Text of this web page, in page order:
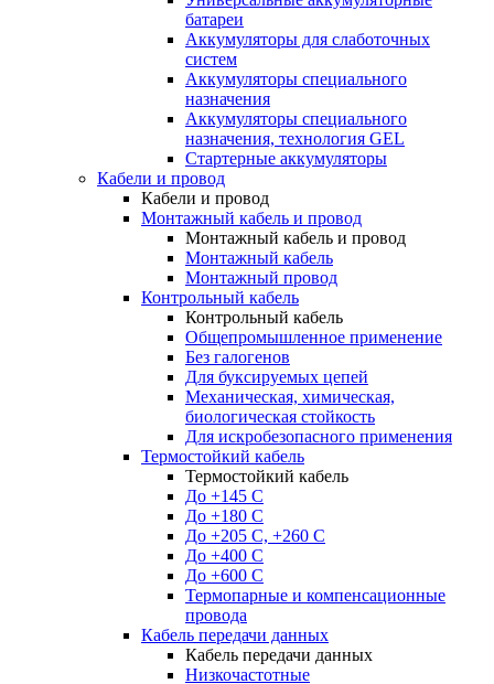
батареи
Аккумуляторы для слаботочных
систем
Аккумуляторы специального
назначения
Аккумуляторы специального
назначения, технология GEL
Стартерные аккумуляторы
Кабели и провод
Кабели и провод
Монтажный кабель и провод
Монтажный кабель и провод
Монтажный кабель
Монтажный провод
Контрольный кабель
Контрольный кабель
Общепромышленное применение
Без галогенов
Для буксируемых цепей
Механическая, химическая,
биологическая стойкость
Для искробезопасного применения
Термостойкий кабель
Термостойкий кабель
До +145 С
До +180 C
До +205 С, +260 С
До +400 C
До +600 С
Термопарные и компенсационные
провода
Кабель передачи данных
Кабель передачи данных
Низкочастотные